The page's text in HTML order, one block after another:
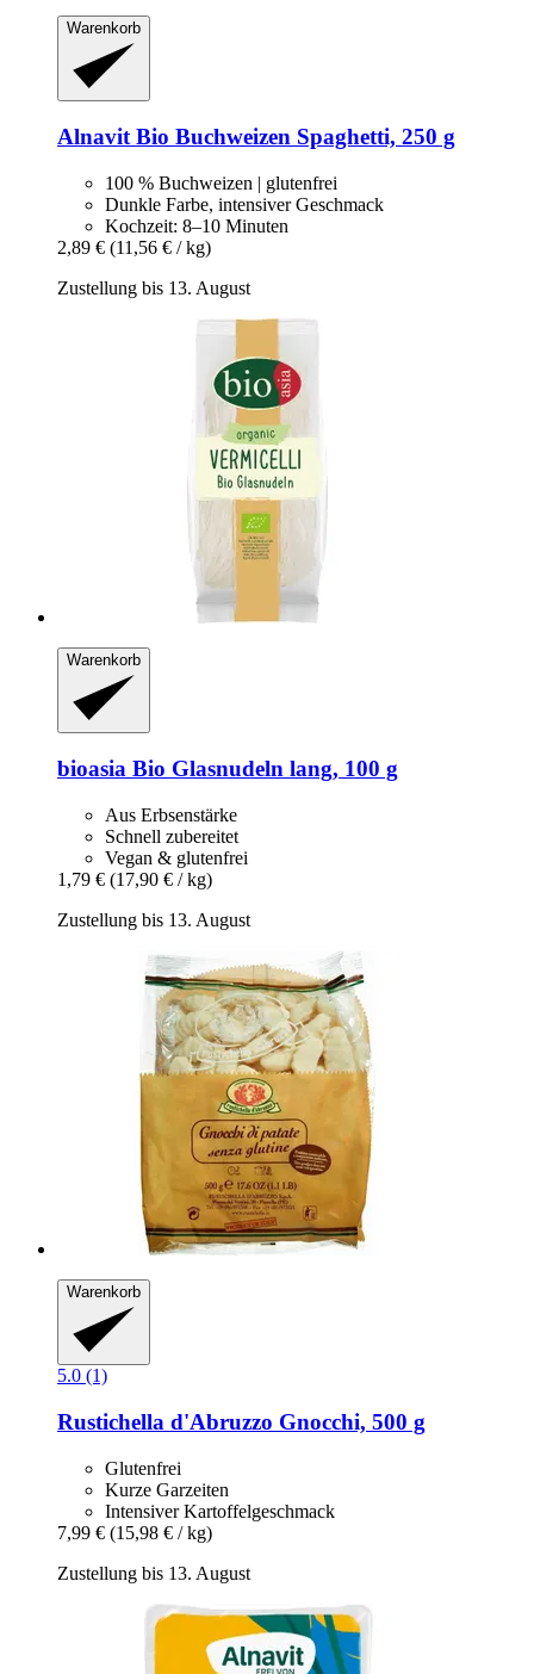
Warenkorb
Alnavit Bio Buchweizen Spaghetti, 250 g
100 % Buchweizen | glutenfrei
Dunkle Farbe, intensiver Geschmack
Kochzeit: 8–10 Minuten
2,89 € (11,56 € / kg)
Zustellung bis 13. August
Warenkorb
bioasia Bio Glasnudeln lang, 100 g
Aus Erbsenstärke
Schnell zubereitet
Vegan & glutenfrei
1,79 € (17,90 € / kg)
Zustellung bis 13. August
Warenkorb
5.0 (1)
Rustichella d'Abruzzo Gnocchi, 500 g
Glutenfrei
Kurze Garzeiten
Intensiver Kartoffelgeschmack
7,99 € (15,98 € / kg)
Zustellung bis 13. August